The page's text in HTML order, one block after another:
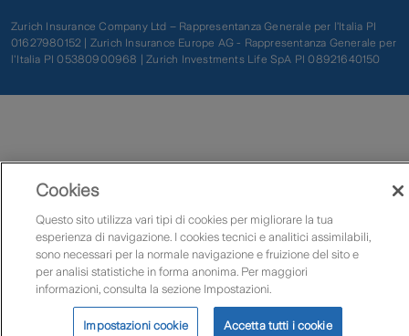
Zurich Insurance Company Ltd – Rappresentanza Generale per l’Italia PI
01627980152 | Zurich Insurance Europe AG - Rappresentanza Generale per
l'Italia PI 05380900968 | Zurich Investments Life SpA PI 08921640150
Cookies
Questo sito utilizza vari tipi di cookies per migliorare la tua
esperienza di navigazione. I cookies tecnici e analitici assimilabili,
sono necessari per la normale navigazione e fruizione del sito e
per analisi statistiche in forma anonima. Per maggiori
informazioni, consulta la sezione Impostazioni.
Impostazioni cookie Accetta tutti i cookie